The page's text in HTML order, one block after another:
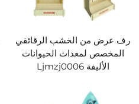
رف عرض من الخشب الرقائقي
المخصص لمعدات الحيوانات
الأليفة Ljmzj0006